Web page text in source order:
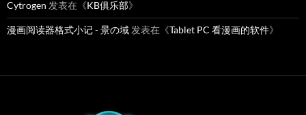
Cytrogen 发表在《KB俱乐部》
漫画阅读器格式小记 - 景の域 发表在《Tablet PC 看漫画的软件》